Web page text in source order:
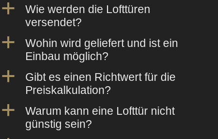
a
Wie werden die Lofttüren
versendet?
a
Wohin wird geliefert und ist ein
Einbau möglich?
a
Gibt es einen Richtwert für die
Preiskalkulation?
a
Warum kann eine Lofttür nicht
günstig sein?